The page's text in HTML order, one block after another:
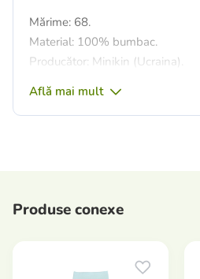
Mărime: 68.
Material: 100% bumbac.
Producător: Minikin (Ucraina).
Află mai mult
Produse conexe